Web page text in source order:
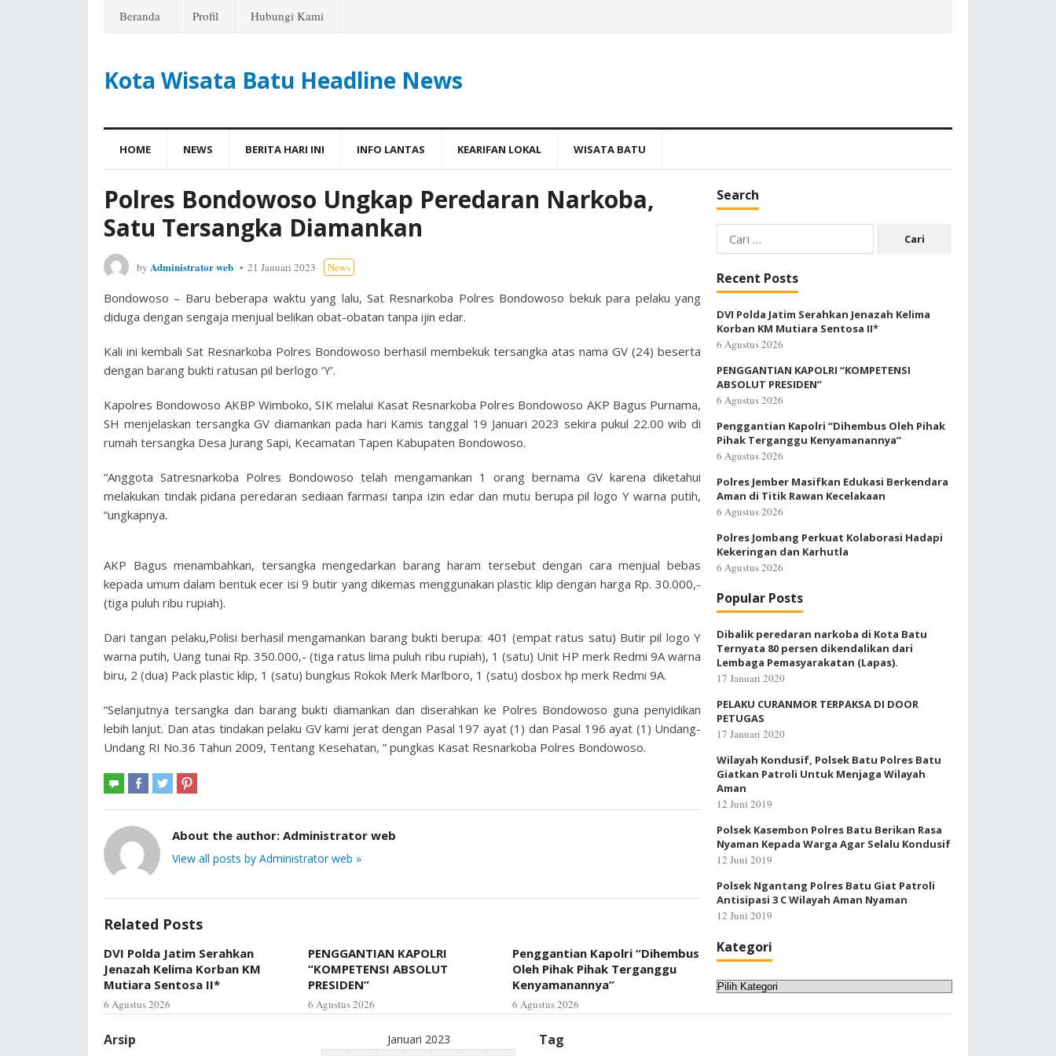
Beranda Profil Hubungi Kami
Kota Wisata Batu Headline News
HOME NEWS BERITA HARI INI INFO LANTAS KEARIFAN LOKAL WISATA BATU
Polres Bondowoso Ungkap Peredaran Narkoba,
Satu Tersangka Diamankan
by Administrator web 21 Januari 2023 News
Bondowoso – Baru beberapa waktu yang lalu, Sat Resnarkoba Polres Bondowoso bekuk para pelaku yang
diduga dengan sengaja menjual belikan obat-obatan tanpa ijin edar.
Kali ini kembali Sat Resnarkoba Polres Bondowoso berhasil membekuk tersangka atas nama GV (24) beserta
dengan barang bukti ratusan pil berlogo ‘Y’.
Kapolres Bondowoso AKBP Wimboko, SIK melalui Kasat Resnarkoba Polres Bondowoso AKP Bagus Purnama,
SH menjelaskan tersangka GV diamankan pada hari Kamis tanggal 19 Januari 2023 sekira pukul 22.00 wib di
rumah tersangka Desa Jurang Sapi, Kecamatan Tapen Kabupaten Bondowoso.
“Anggota Satresnarkoba Polres Bondowoso telah mengamankan 1 orang bernama GV karena diketahui
melakukan tindak pidana peredaran sediaan farmasi tanpa izin edar dan mutu berupa pil logo Y warna putih,
“ungkapnya.
AKP Bagus menambahkan, tersangka mengedarkan barang haram tersebut dengan cara menjual bebas
kepada umum dalam bentuk ecer isi 9 butir yang dikemas menggunakan plastic klip dengan harga Rp. 30.000,-
(tiga puluh ribu rupiah).
Dari tangan pelaku,Polisi berhasil mengamankan barang bukti berupa: 401 (empat ratus satu) Butir pil logo Y
warna putih, Uang tunai Rp. 350.000,- (tiga ratus lima puluh ribu rupiah), 1 (satu) Unit HP merk Redmi 9A warna
biru, 2 (dua) Pack plastic klip, 1 (satu) bungkus Rokok Merk Marlboro, 1 (satu) dosbox hp merk Redmi 9A.
“Selanjutnya tersangka dan barang bukti diamankan dan diserahkan ke Polres Bondowoso guna penyidikan
lebih lanjut. Dan atas tindakan pelaku GV kami jerat dengan Pasal 197 ayat (1) dan Pasal 196 ayat (1) Undang-
Undang RI No.36 Tahun 2009, Tentang Kesehatan, ” pungkas Kasat Resnarkoba Polres Bondowoso.
About the author: Administrator web
View all posts by Administrator web »
Related Posts
DVI Polda Jatim Serahkan
Jenazah Kelima Korban KM
Mutiara Sentosa II*
6 Agustus 2026
PENGGANTIAN KAPOLRI
“KOMPETENSI ABSOLUT
PRESIDEN”
6 Agustus 2026
Penggantian Kapolri “Dihembus
Oleh Pihak Pihak Terganggu
Kenyamanannya”
6 Agustus 2026
Search
Cari
untuk:
Recent Posts
DVI Polda Jatim Serahkan Jenazah Kelima
Korban KM Mutiara Sentosa II*
6 Agustus 2026
PENGGANTIAN KAPOLRI “KOMPETENSI
ABSOLUT PRESIDEN”
6 Agustus 2026
Penggantian Kapolri “Dihembus Oleh Pihak
Pihak Terganggu Kenyamanannya”
6 Agustus 2026
Polres Jember Masifkan Edukasi Berkendara
Aman di Titik Rawan Kecelakaan
6 Agustus 2026
Polres Jombang Perkuat Kolaborasi Hadapi
Kekeringan dan Karhutla
6 Agustus 2026
Popular Posts
Dibalik peredaran narkoba di Kota Batu
Ternyata 80 persen dikendalikan dari
Lembaga Pemasyarakatan (Lapas).
17 Januari 2020
PELAKU CURANMOR TERPAKSA DI DOOR
PETUGAS
17 Januari 2020
Wilayah Kondusif, Polsek Batu Polres Batu
Giatkan Patroli Untuk Menjaga Wilayah
Aman
12 Juni 2019
Polsek Kasembon Polres Batu Berikan Rasa
Nyaman Kepada Warga Agar Selalu Kondusif
12 Juni 2019
Polsek Ngantang Polres Batu Giat Patroli
Antisipasi 3 C Wilayah Aman Nyaman
12 Juni 2019
Kategori
Kategori
Arsip Januari 2023 Tag